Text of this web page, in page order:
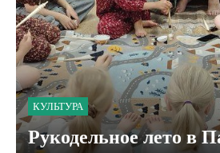
КУЛЬТУРА
Рукодельное лето в